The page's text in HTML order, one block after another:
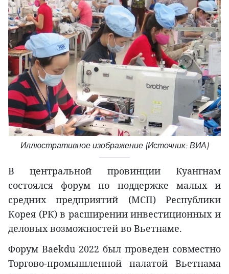
Иллюстративное изображение (Источник: ВИА)
В центральной провинции Куангнам
состоялся форум по поддержке малых и
средних предприятий (МСП) Республики
Корея (РК) в расширении инвестиционных и
деловых возможностей во Вьетнаме.
Форум Baekdu 2022 был проведен совместно
Торгово-промышленной палатой Вьетнама